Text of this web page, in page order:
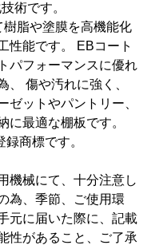
術です。
脂や塗膜を高機能化
性能です。 EBコート
パフォーマンスに優れ
、 傷や汚れに強く、
ゼットやパントリー、
に最適な棚板です。
商標です。
機械にて、十分注意し
為、季節、ご使用環
元に届いた際に、記載
性があること、ご了承